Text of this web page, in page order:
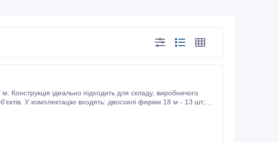
ідеально підходить для складу, виробничого